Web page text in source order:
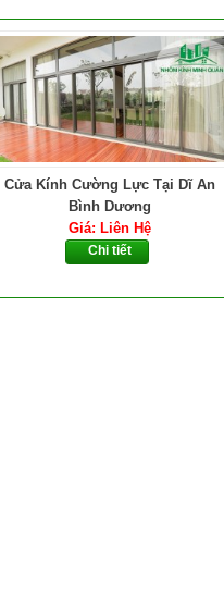
Cửa Kính Cường Lực Tại Dĩ An
Bình Dương
Giá: Liên Hệ
Chi tiết